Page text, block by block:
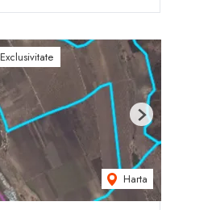
Exclusivitate
Harta
Next